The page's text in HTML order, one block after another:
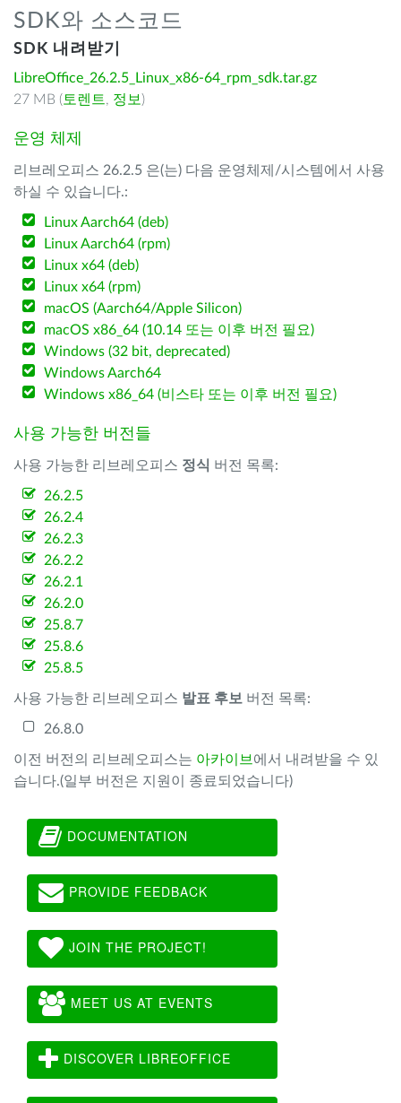
SDK와 소스코드
SDK 내려받기
LibreOffice_26.2.5_Linux_x86-64_rpm_sdk.tar.gz
27 MB ( 토렌트, 정보 )
운영 체제
리브레오피스 26.2.5 은(는) 다음 운영체제/시스템에서 사용
하실 수 있습니다.:
Linux Aarch64 (deb)
Linux Aarch64 (rpm)
Linux x64 (deb)
Linux x64 (rpm)
macOS (Aarch64/Apple Silicon)
macOS x86_64 (10.14 또는 이후 버전 필요)
Windows (32 bit, deprecated)
Windows Aarch64
Windows x86_64 (비스타 또는 이후 버전 필요)
사용 가능한 버전들
사용 가능한 리브레오피스 정식 버전 목록:
26.2.5
26.2.4
26.2.3
26.2.2
26.2.1
26.2.0
25.8.7
25.8.6
25.8.5
사용 가능한 리브레오피스 발표 후보 버전 목록:
26.8.0
이전 버전의 리브레오피스는 아카이브 에서 내려받을 수 있
습니다.(일부 버전은 지원이 종료되었습니다)
DOCUMENTATION
PROVIDE FEEDBACK
JOIN THE PROJECT!
MEET US AT EVENTS
DISCOVER LIBREOFFICE